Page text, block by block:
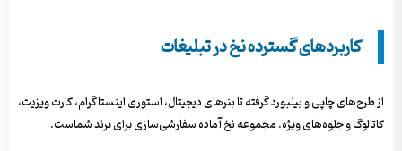
کاربردهای گسترده نخ در تبلیغات
از طرح‌های چاپی و بیلبورد گرفته تا بنرهای دیجیتال، استوری اینستاگرام، کارت ویزیت،
کاتالوگ و جلوه‌های ویژه. مجموعه نخ آماده سفارشی‌سازی برای برند شماست.